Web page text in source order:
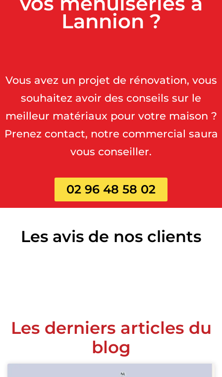
Lannion ?
Vous avez un projet de rénovation, vous
souhaitez avoir des conseils sur le
meilleur matériaux pour votre maison ?
Prenez contact, notre commercial saura
vous conseiller.
02 96 48 58 02
Les avis de nos clients
Les derniers articles du
blog